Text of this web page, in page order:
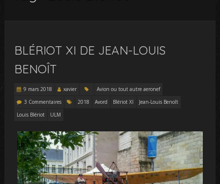
BLÉRIOT XI DE JEAN-LOUIS
BENOÎT
9 mars 2018 xavier
Avion ou tout autre aeronef
3 Commentaires
2018 Avord Blériot XI
Jean-Louis Benoît
Louis Blériot
ULM